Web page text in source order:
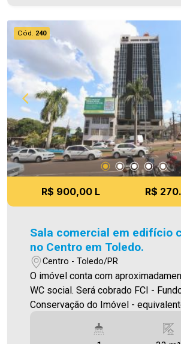
Cód. 240
R$ 900,00 L R$
Sala comercial em edifício
no Centro em Toledo.
Centro - Toledo/PR
O imóvel conta com
WC social. Será cobrado FCI - Fundo de
Conservação do Imóvel -
no menú LOCAÇÃO em nosso site O valor do